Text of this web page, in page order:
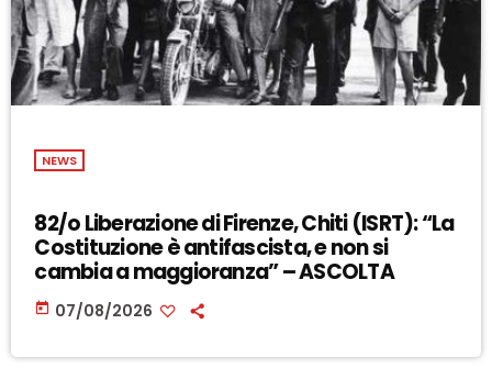
NEWS
82/o Liberazione di Firenze, Chiti (ISRT): “La
Costituzione è antifascista, e non si
cambia a maggioranza” – ASCOLTA
today 07/08/2026